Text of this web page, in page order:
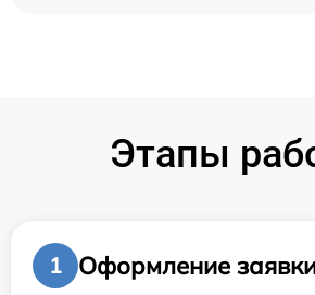
Этапы
1
Оформление